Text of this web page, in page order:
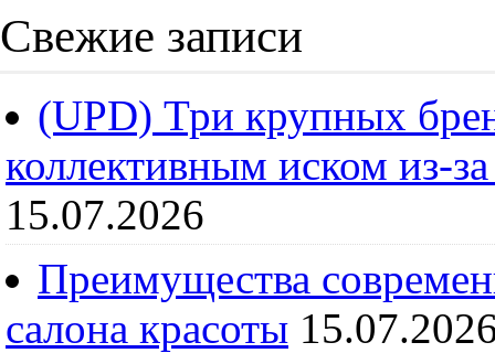
Свежие записи
(UPD) Три крупных
коллективным иском из-
15.07.2026
Преимущества
салона красоты